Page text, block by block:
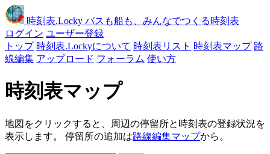
時刻表.Locky バスも船も、みんなでつくる時刻表
ログイン ユーザー登録
トップ 時刻表.Lockyについて 時刻表リスト 時刻表マップ 路
線編集 アップロード フォーラム 使い方
時刻表マップ
地図をクリックすると、周辺の停留所と時刻表の登録状況を
表示します。 停留所の追加は路線編集マップから。